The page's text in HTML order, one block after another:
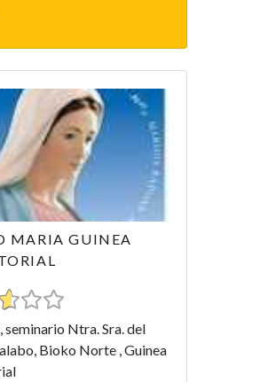
MARIA GUINEA
seminario Ntra. Sra. del
Bioko Norte , Guinea